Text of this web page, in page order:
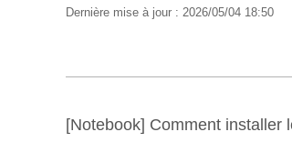
Dernière mise à jour : 2026/05/04 18:50
[Notebook] Comment installer